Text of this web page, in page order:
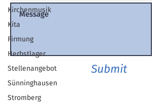
Kirchenmusik
Kita
Firmung
Herbstlager
Stellenangebot
Sünninghausen
Stromberg
Submit